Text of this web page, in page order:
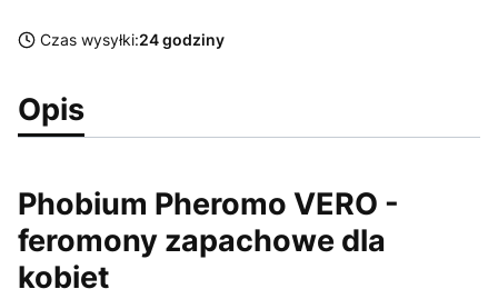
Czas wysyłki:24 godziny
Opis
Phobium Pheromo VERO -
feromony zapachowe dla
kobiet